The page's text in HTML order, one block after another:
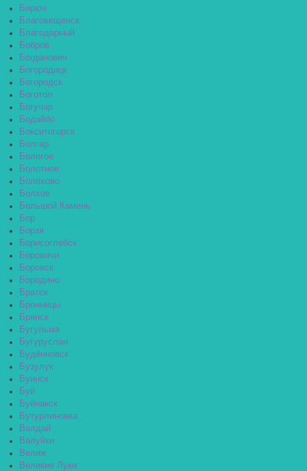
Бирюч
Благовещенск
Благодарный
Бобров
Богданович
Богородицк
Богородск
Боготол
Богучар
Бодайбо
Бокситогорск
Болгар
Бологое
Болотное
Болохово
Болхов
Большой Камень
Бор
Борзя
Борисоглебск
Боровичи
Боровск
Бородино
Братск
Бронницы
Брянск
Бугульма
Бугуруслан
Будённовск
Бузулук
Буинск
Буй
Буйнакск
Бутурлиновка
Валдай
Валуйки
Велиж
Великие Луки